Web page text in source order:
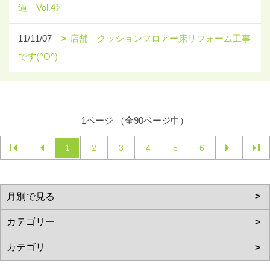
過 Vol.4》
11/11/07
店舗 クッションフロアー床リフォーム工事
です(^O^)
1ページ （全90ページ中）
1 2 3 4 5 6